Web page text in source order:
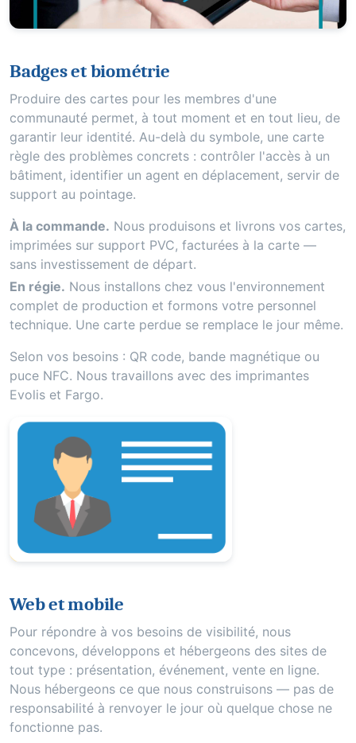
Badges et biométrie
Produire des cartes pour les membres d'une
communauté permet, à tout moment et en tout lieu, de
garantir leur identité. Au-delà du symbole, une carte
règle des problèmes concrets : contrôler l'accès à un
bâtiment, identifier un agent en déplacement, servir de
support au pointage.
À la commande. Nous produisons et livrons vos cartes,
imprimées sur support PVC, facturées à la carte —
sans investissement de départ.
En régie. Nous installons chez vous l'environnement
complet de production et formons votre personnel
technique. Une carte perdue se remplace le jour même.
Selon vos besoins : QR code, bande magnétique ou
puce NFC. Nous travaillons avec des imprimantes
Evolis et Fargo.
Web et mobile
Pour répondre à vos besoins de visibilité, nous
concevons, développons et hébergeons des sites de
tout type : présentation, événement, vente en ligne.
Nous hébergeons ce que nous construisons — pas de
responsabilité à renvoyer le jour où quelque chose ne
fonctionne pas.